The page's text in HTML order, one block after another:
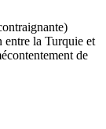
entre la Turquie et
de